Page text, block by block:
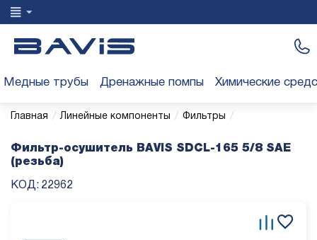
Медные трубы Дренажные помпы Химические
Главная / Линейные компоненты / Фильтры /
Фильтр-осушитель BAVIS SDCL-165 5/8 SAE
(резьба)
КОД: 22962